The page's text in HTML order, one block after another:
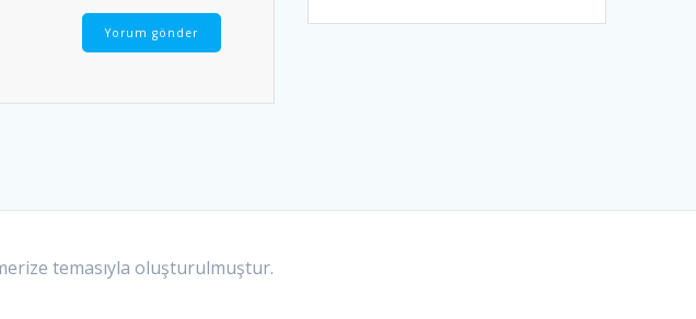
temasıyla oluşturulmuştur.